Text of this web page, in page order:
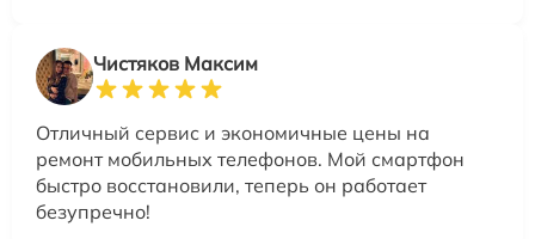
Чистяков Максим
Отличный сервис и экономичные цены на
ремонт мобильных телефонов. Мой смартфон
быстро восстановили, теперь он работает
безупречно!